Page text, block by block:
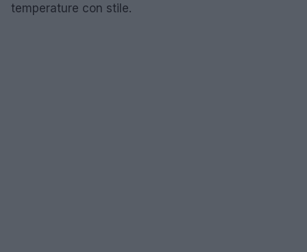
temperature con stile.